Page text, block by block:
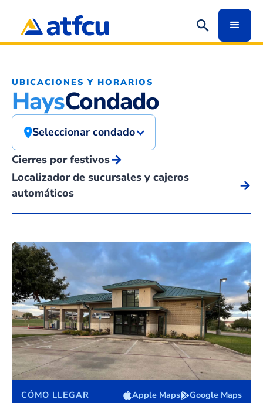
UBICACIONES Y HORARIOS
HaysCondado
Seleccionar condado
Cierres por festivosarrow_forward
Localizador de sucursales y cajeros
automáticos
arrow_forward
CÓMO LLEGAR Apple Maps Google Maps